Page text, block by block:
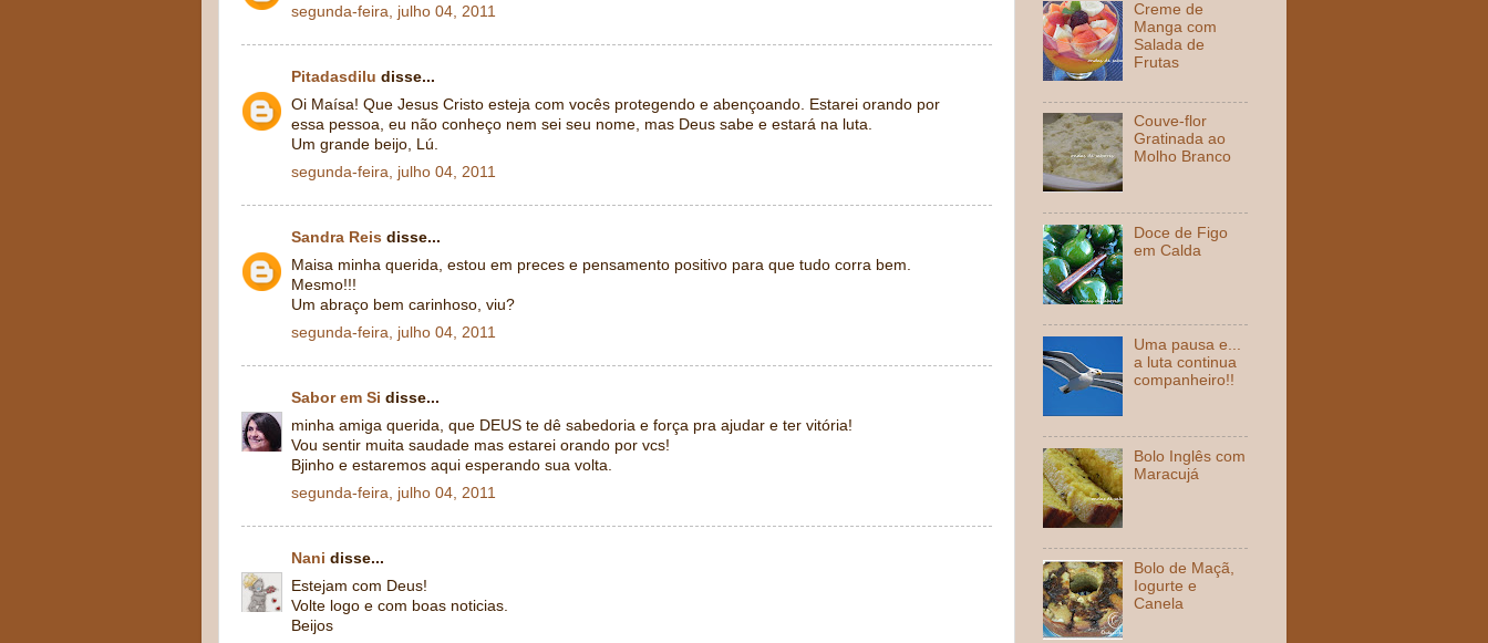
segunda-feira, julho 04, 2011
Pitadasdilu disse...
Oi Maísa! Que Jesus Cristo esteja com vocês protegendo e abençoando. Estarei orando por
essa pessoa, eu não conheço nem sei seu nome, mas Deus sabe e estará na luta.
Um grande beijo, Lú.
segunda-feira, julho 04, 2011
Sandra Reis disse...
Maisa minha querida, estou em preces e pensamento positivo para que tudo corra bem.
Mesmo!!!
Um abraço bem carinhoso, viu?
segunda-feira, julho 04, 2011
Sabor em Si disse...
minha amiga querida, que DEUS te dê sabedoria e força pra ajudar e ter vitória!
Vou sentir muita saudade mas estarei orando por vcs!
Bjinho e estaremos aqui esperando sua volta.
segunda-feira, julho 04, 2011
Nani disse...
Estejam com Deus!
Volte logo e com boas noticias.
Beijos
Creme de
Manga com
Salada de
Frutas
Couve-flor
Gratinada ao
Molho Branco
Doce de Figo
em Calda
Uma pausa e...
a luta continua
companheiro!!
Bolo Inglês com
Maracujá
Bolo de Maçã,
Iogurte e
Canela